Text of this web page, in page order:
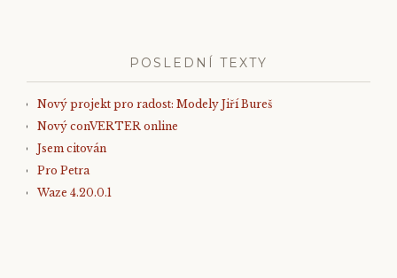
POSLEDNÍ TEXTY
Nový projekt pro radost: Modely Jiří Bureš
Nový conVERTER online
Jsem citován
Pro Petra
Waze 4.20.0.1